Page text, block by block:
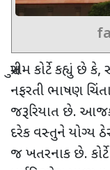
સુપ્રીમ કોર્ટે કહ્યું છે
નફરતી ભાષણ
જરૂરિયાત છે.
દરેક વસ્તુને યોગ્ય
જ ખતરનાક છે.